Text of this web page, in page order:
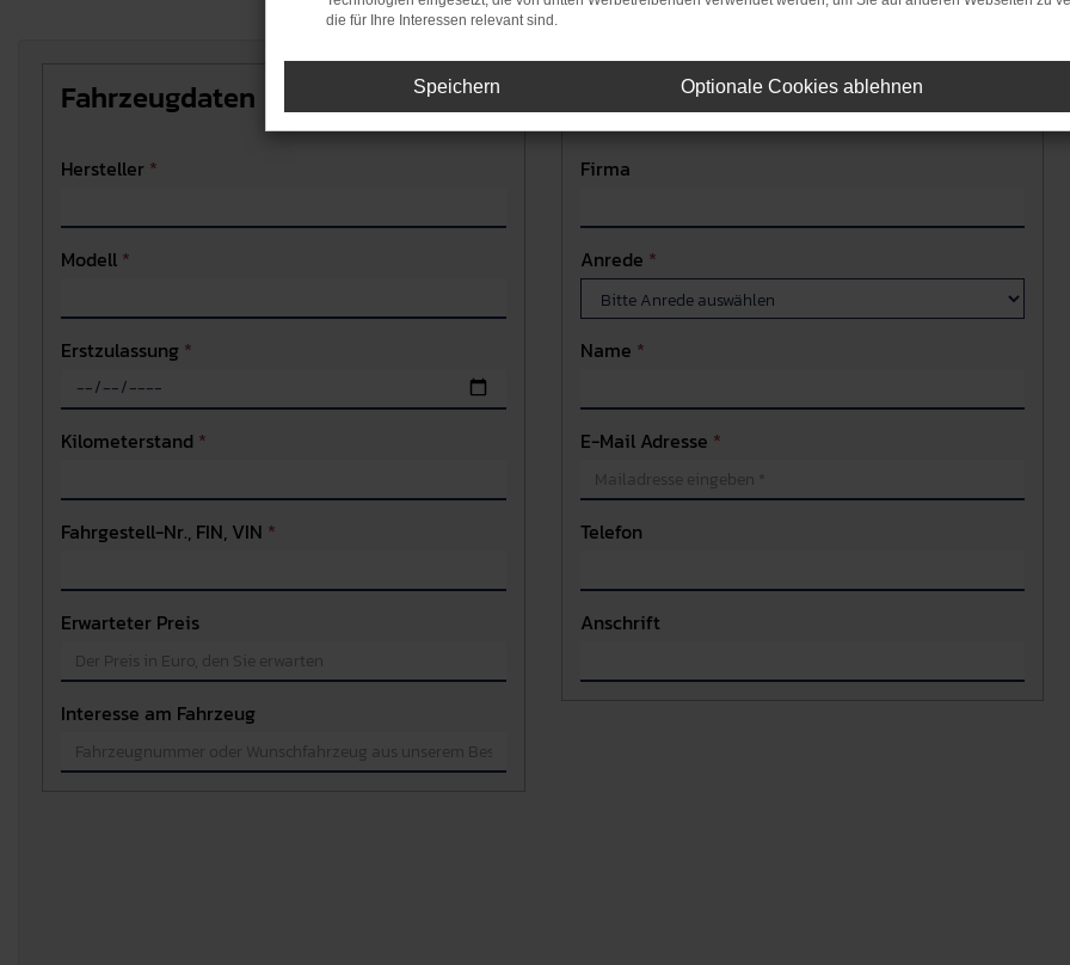
Fahrzeugdaten
Hersteller *
Modell *
Erstzulassung *
Kilometerstand *
Fahrgestell-Nr., FIN, VIN *
Erwarteter Preis
Interesse am Fahrzeug
Kundendaten
Firma
Anrede *
Name *
E-Mail Adresse *
Telefon
Anschrift
die für Ihre Interessen relevant sind.
Speichern Optionale Cookies ablehnen